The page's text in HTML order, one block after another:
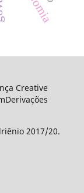
Creative
2017/20.